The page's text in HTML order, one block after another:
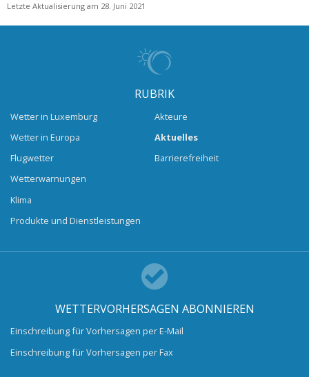
Letzte Aktualisierung am 28. Juni 2021
RUBRIK
Wetter in Luxemburg
Wetter in Europa
Flugwetter
Wetterwarnungen
Klima
Produkte und Dienstleistungen
Akteure
Aktuelles
Barrierefreiheit
WETTERVORHERSAGEN ABONNIEREN
Einschreibung für Vorhersagen per E-Mail
Einschreibung für Vorhersagen per Fax